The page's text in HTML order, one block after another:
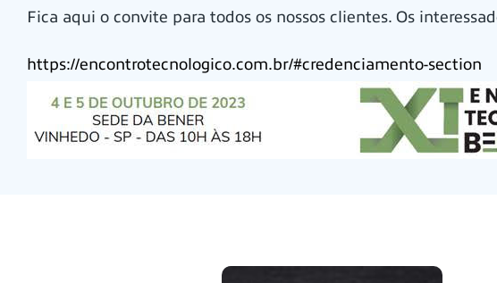
Fica aqui o convite para todos os nossos clientes. Os
https://encontrotecnologico.com.br/#credenciamento-section